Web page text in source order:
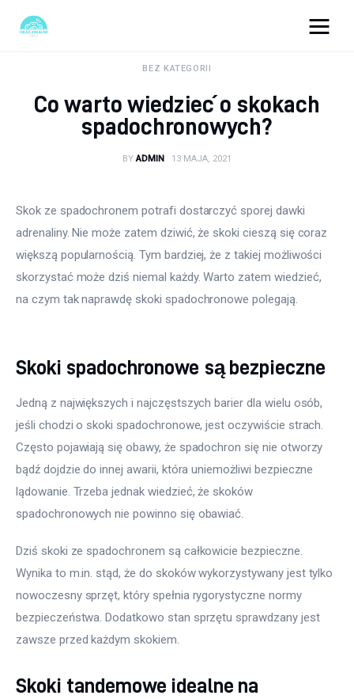
Turystyka
Uroda
Zdrowie
Więcej
BEZ KATEGORII
Co warto wiedzieć o skokach
spadochronowych?
BY ADMIN 13 MAJA, 2021
Skok ze spadochronem potrafi dostarczyć sporej dawki
adrenaliny. Nie może zatem dziwić, że skoki cieszą się coraz
większą popularnością. Tym bardziej, że z takiej możliwości
skorzystać może dziś niemal każdy. Warto zatem wiedzieć,
na czym tak naprawdę skoki spadochronowe polegają.
Skoki spadochronowe są bezpieczne
Jedną z największych i najczęstszych barier dla wielu osób,
jeśli chodzi o skoki spadochronowe, jest oczywiście strach.
Często pojawiają się obawy, że spadochron się nie otworzy
bądź dojdzie do innej awarii, która uniemożliwi bezpieczne
lądowanie. Trzeba jednak wiedzieć, że skoków
spadochronowych nie powinno się obawiać.
Dziś skoki ze spadochronem są całkowicie bezpieczne.
Wynika to m.in. stąd, że do skoków wykorzystywany jest tylko
nowoczesny sprzęt, który spełnia rygorystyczne normy
bezpieczeństwa. Dodatkowo stan sprzętu sprawdzany jest
zawsze przed każdym skokiem.
Skoki tandemowe idealne na